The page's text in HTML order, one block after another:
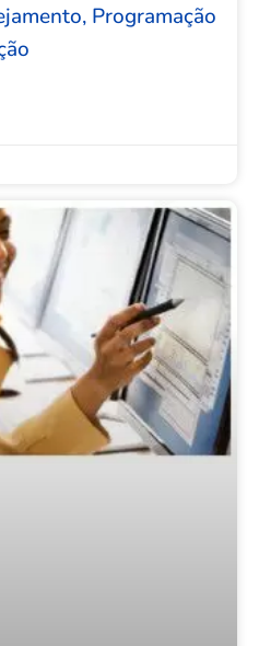
Programação